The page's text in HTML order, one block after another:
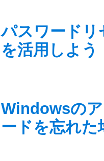
パスワードリ
を活用しよう
Windowsの
ードを忘れた